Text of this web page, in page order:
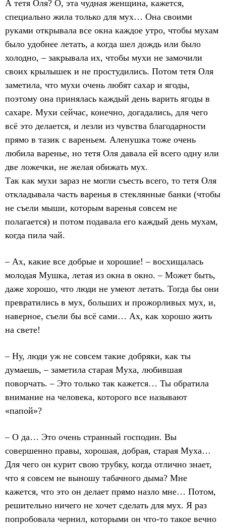
А тетя Оля? О, эта чудная женщина, кажется,
специально жила только для мух… Она своими
руками открывала все окна каждое утро, чтобы мухам
было удобнее летать, а когда шел дождь или было
холодно, – закрывала их, чтобы мухи не замочили
своих крылышек и не простудились. Потом тетя Оля
заметила, что мухи очень любят сахар и ягоды,
поэтому она принялась каждый день варить ягоды в
сахаре. Мухи сейчас, конечно, догадались, для чего
всё это делается, и лезли из чувства благодарности
прямо в тазик с вареньем. Аленушка тоже очень
любила варенье, но тетя Оля давала ей всего одну или
две ложечки, не желая обижать мух.
Так как мухи зараз не могли съесть всего, то тетя Оля
откладывала часть варенья в стеклянные банки (чтобы
не съели мыши, которым варенья совсем не
полагается) и потом подавала его каждый день мухам,
когда пила чай.
– Ах, какие все добрые и хорошие! – восхищалась
молодая Мушка, летая из окна в окно. – Может быть,
даже хорошо, что люди не умеют летать. Тогда бы они
превратились в мух, больших и прожорливых мух, и,
наверное, съели бы всё сами… Ах, как хорошо жить
на свете!
– Ну, люди уж не совсем такие добряки, как ты
думаешь, – заметила старая Муха, любившая
поворчать. – Это только так кажется… Ты обратила
внимание на человека, которого все называют
«папой»?
– О да… Это очень странный господин. Вы
совершенно правы, хорошая, добрая, старая Муха…
Для чего он курит свою трубку, когда отлично знает,
что я совсем не выношу табачного дыма? Мне
кажется, что это он делает прямо назло мне… Потом,
решительно ничего не хочет сделать для мух. Я раз
попробовала чернил, которыми он что-то такое вечно